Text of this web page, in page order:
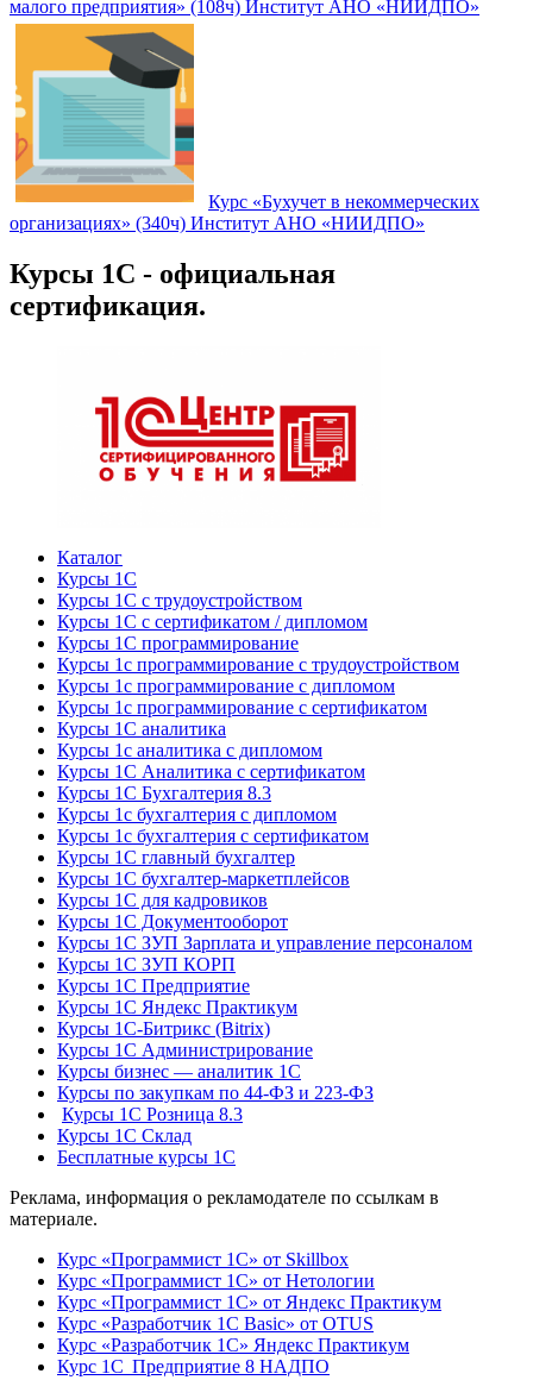
малого предприятия» (108ч) Институт АНО «НИИДПО»
Курс «Бухучет в некоммерческих
организациях» (340ч) Институт АНО «НИИДПО»
Курсы 1С - официальная
сертификация.
Каталог
Курсы 1С
Курсы 1С с трудоустройством
Курсы 1С с сертификатом / дипломом
Курсы 1С программирование
Курсы 1с программирование с трудоустройством
Курсы 1с программирование с дипломом
Курсы 1с программирование с сертификатом
Курсы 1С аналитика
Курсы 1с аналитика с дипломом
Курсы 1С Аналитика с сертификатом
Курсы 1С Бухгалтерия 8.3
Курсы 1с бухгалтерия с дипломом
Курсы 1с бухгалтерия с сертификатом
Курсы 1С главный бухгалтер
Курсы 1С бухгалтер-маркетплейсов
Курсы 1С для кадровиков
Курсы 1С Документооборот
Курсы 1С ЗУП Зарплата и управление персоналом
Курсы 1С ЗУП КОРП
Курсы 1С Предприятие
Курсы 1С Яндекс Практикум
Курсы 1С-Битрикс (Bitrix)
Курсы 1С Администрирование
Курсы бизнес — аналитик 1С
Курсы по закупкам по 44‑ФЗ и 223‑ФЗ
Курсы 1С Розница 8.3
Курсы 1С Склад
Бесплатные курсы 1С
Реклама, информация о рекламодателе по ссылкам в
материале.
Курс «Программист 1С» от Skillbox
Курс «Программист 1С» от Нетологии
Курс «Программист 1С» от Яндекс Практикум
Курс «Разработчик 1С Basic» от OTUS
Курс «Разработчик 1С» Яндекс Практикум
Курс 1С Предприятие 8 НАДПО